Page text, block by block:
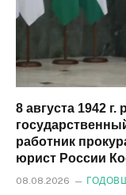
8 августа 1942
работник
юрист России
08.08.2026